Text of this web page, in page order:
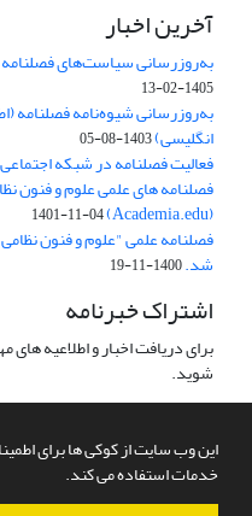
این وب سایت از کوکی ها برای
خدمات استفاده می کند.
آخرین اخبار
به‌روزرسانی سیاست‌های
1405-02-13
به‌روزرسانی شیوه‌نامه
انگلیسی)1403-08-05
فعالیت فصلنامه در شبکه اجتماعی
فصلنامه های علمی علوم و فنون
(Academia.edu)
1401-11-04
شد.1400-11-19
اشتراک خبرنامه
برای دریافت اخبار و اطلاعیه
شوید.